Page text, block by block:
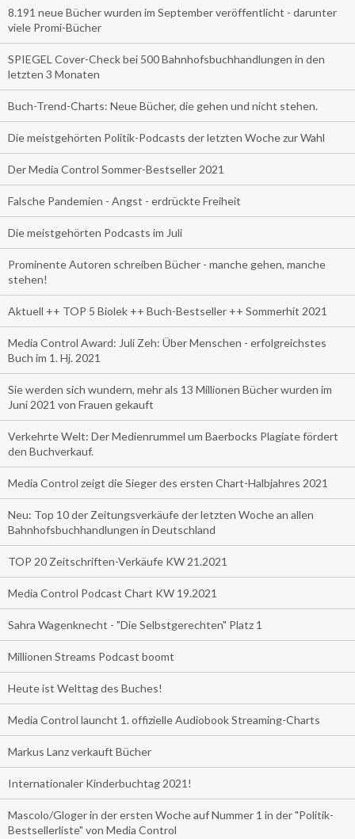
8.191 neue Bücher wurden im September veröffentlicht - darunter
viele Promi-Bücher
SPIEGEL Cover-Check bei 500 Bahnhofsbuchhandlungen in den
letzten 3 Monaten
Buch-Trend-Charts: Neue Bücher, die gehen und nicht stehen.
Die meistgehörten Politik-Podcasts der letzten Woche zur Wahl
Der Media Control Sommer-Bestseller 2021
Falsche Pandemien - Angst - erdrückte Freiheit
Die meistgehörten Podcasts im Juli
Prominente Autoren schreiben Bücher - manche gehen, manche
stehen!
Aktuell ++ TOP 5 Biolek ++ Buch-Bestseller ++ Sommerhit 2021
Media Control Award: Juli Zeh: Über Menschen - erfolgreichstes
Buch im 1. Hj. 2021
Sie werden sich wundern, mehr als 13 Millionen Bücher wurden im
Juni 2021 von Frauen gekauft
Verkehrte Welt: Der Medienrummel um Baerbocks Plagiate fördert
den Buchverkauf.
Media Control zeigt die Sieger des ersten Chart-Halbjahres 2021
Neu: Top 10 der Zeitungsverkäufe der letzten Woche an allen
Bahnhofsbuchhandlungen in Deutschland
TOP 20 Zeitschriften-Verkäufe KW 21.2021
Media Control Podcast Chart KW 19.2021
Sahra Wagenknecht - "Die Selbstgerechten" Platz 1
Millionen Streams Podcast boomt
Heute ist Welttag des Buches!
Media Control launcht 1. offizielle Audiobook Streaming-Charts
Markus Lanz verkauft Bücher
Internationaler Kinderbuchtag 2021!
Mascolo/Gloger in der ersten Woche auf Nummer 1 in der "Politik-
Bestsellerliste" von Media Control